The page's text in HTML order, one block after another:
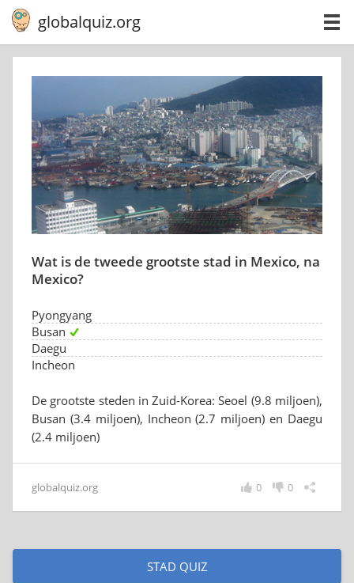
globalquiz.org
Wat is de tweede grootste stad in Mexico, na
Mexico?
Pyongyang
Busan
Daegu
Incheon
De grootste steden in Zuid-Korea: Seoel (9.8 miljoen),
Busan (3.4 miljoen), Incheon (2.7 miljoen) en Daegu
(2.4 miljoen)
globalquiz.org 0
0
STAD QUIZ